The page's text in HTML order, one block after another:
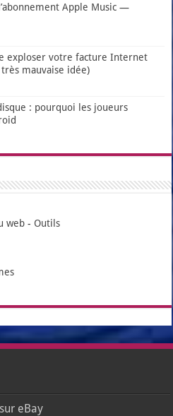
Apple Music —
exploser votre facture Internet
mauvaise idée)
: pourquoi les joueurs
web - Outils
eBay